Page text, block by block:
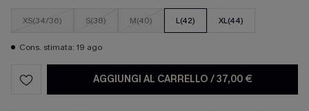
XS(34/36) S(38) M(40) L(42) XL(44)
Cons. stimata: 19 ago
AGGIUNGI AL CARRELLO /37,00 €